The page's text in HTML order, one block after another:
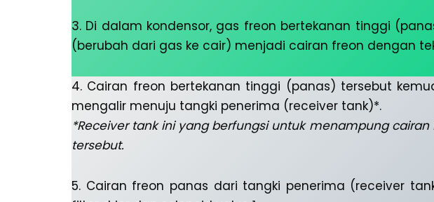
3. Di dalam kondensor, gas freon bertekanan tinggi
(berubah dari gas ke cair) menjadi cairan freon dengan
4. Cairan freon bertekanan tinggi (panas) tersebut
mengalir menuju tangki penerima (receiver tank)*.
*Receiver tank ini yang berfungsi untuk menampung
tersebut.
5. Cairan freon panas dari tangki penerima (receiver